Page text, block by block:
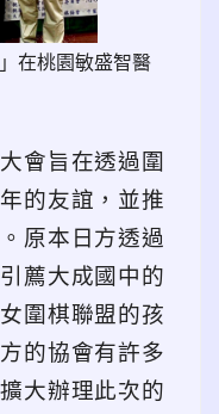
在桃園敏盛智醫
會旨在透過圍
的友誼，並推
原本日方透過
薦大成國中的
圍棋聯盟的孩
的協會有許多
大辦理此次的